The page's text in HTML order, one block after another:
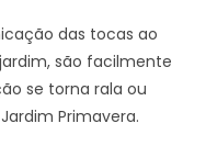
das tocas ao
são facilmente
se torna rala ou
Primavera.